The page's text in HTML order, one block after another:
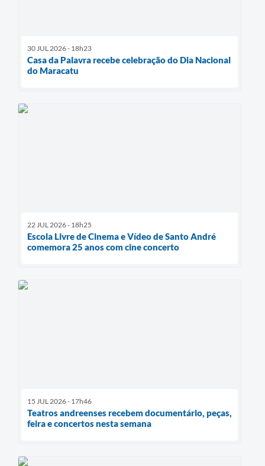
30 JUL 2026 - 18h23
Casa da Palavra recebe celebração do Dia Nacional
do Maracatu
22 JUL 2026 - 18h25
Escola Livre de Cinema e Vídeo de Santo André
comemora 25 anos com cine concerto
15 JUL 2026 - 17h46
Teatros andreenses recebem documentário, peças,
feira e concertos nesta semana